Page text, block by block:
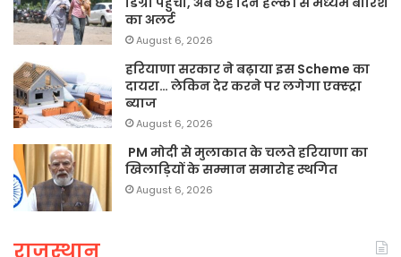
का अलर्ट
August 6, 2026
हरियाणा सरकार ने बढ़ाया इस Scheme का
दायरा… लेकिन देर करने पर लगेगा एक्स्ट्रा
ब्याज
August 6, 2026
PM मोदी से मुलाकात के चलते हरियाणा का
खिलाड़ियों के सम्मान समारोह स्थगित
August 6, 2026